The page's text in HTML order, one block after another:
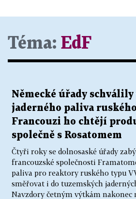
Téma: EdF
Německé úřady
jaderného paliva
Francouzi ho chtějí
společně s Rosatomem
Čtyři roky se dolnosaské úřady
francouzské společnosti
paliva pro reaktory ruského typu
směřovat i do tuzemských
Navzdory četným výtkám nakonec